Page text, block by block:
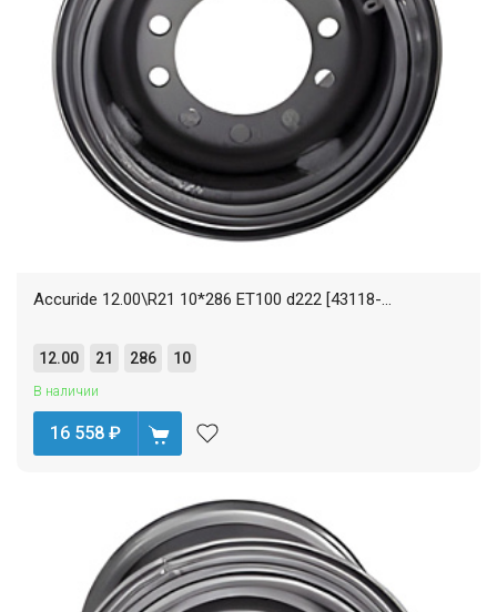
Accuride 12.00\R21 10*286 ET100 d222 [43118-...
12.00 21 286 10
В наличии
16 558 ₽